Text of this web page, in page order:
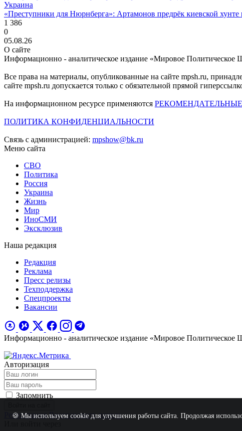
Украина
«Преступники для Нюрнберга»: Артамонов предрёк киевской
1 386
0
05.08.26
О сайте
Информационно - аналитическое издание «Мировое Политическое
Все права на материалы, опубликованные на сайте mpsh.ru,
сайте mpsh.ru допускается только с обязательной прямой
На информационном ресурсе применяются
ПОЛИТИКА КОНФИДЕНЦИАЛЬНОСТИ
Связь с администрацией: mpshow@bk.ru
Меню сайта
СВО
Политика
Россия
Украина
Жизнь
Мир
ИноСМИ
Эксклюзив
Наша редакция
Редакция
Реклама
Пресс релизы
Техподдержка
Спецпроекты
Вакансии
Информационно - аналитическое издание «Мировое Политическое
Авторизация
Запомнить
Регистрация Восстановить пароль
🍪 Мы используем cookie для улучшения работы сайта. Продолжая